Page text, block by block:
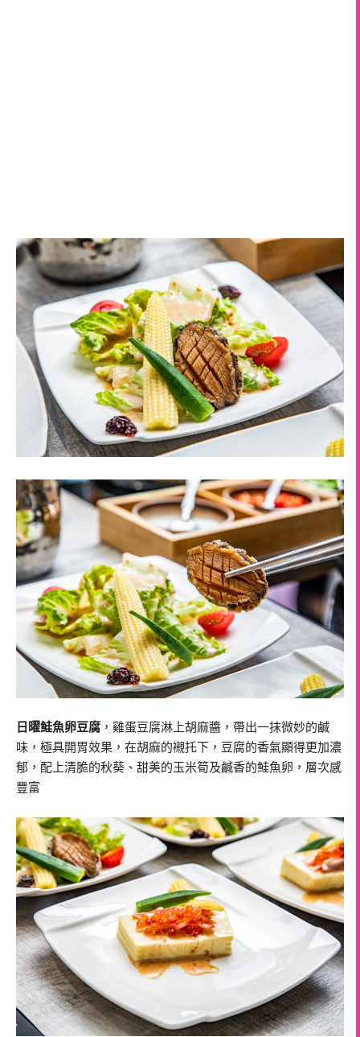
日曜鮭魚卵豆腐 ，雞蛋豆腐淋上胡麻醬，帶出一抹微妙的鹹
味，極具開胃效果，在胡麻的襯托下，豆腐的香氣顯得更加濃
郁，配上清脆的秋葵、甜美的玉米筍及鹹香的鮭魚卵，層次感
豐富